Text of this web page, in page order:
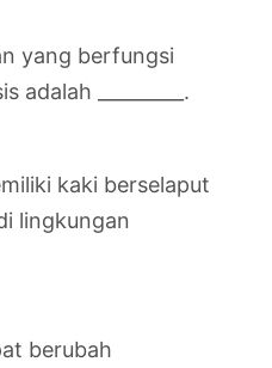
yang berfungsi
_________.
kaki berselaput
lingkungan
berubah